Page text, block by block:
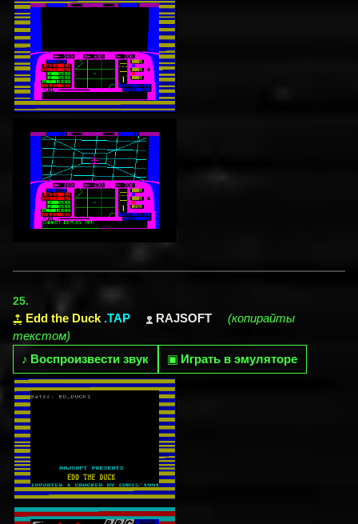
25.
Edd the Duck .TAP RAJSOFT
(копирайты
текстом)
♪ Воспроизвести звук ▣ Играть в эмуляторе